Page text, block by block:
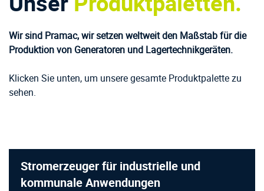
Wir sind Pramac, wir setzen weltweit den Maßstab für die
Produktion von Generatoren und Lagertechnikgeräten.
Klicken Sie unten, um unsere gesamte Produktpalette zu
sehen.
Stromerzeuger für industrielle und
kommunale Anwendungen